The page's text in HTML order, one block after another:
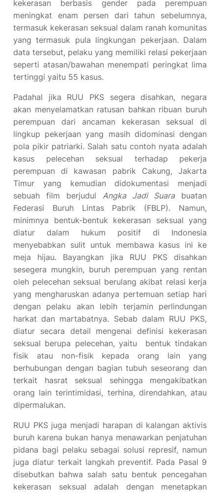
kekerasan berbasis gender pada perempuan
meningkat enam persen dari tahun sebelumnya,
termasuk kekerasan seksual dalam ranah komunitas
yang termasuk pula lingkungan pekerjaan. Dalam
data tersebut, pelaku yang memiliki relasi pekerjaan
seperti atasan/bawahan menempati peringkat lima
tertinggi yaitu 55 kasus.
Padahal jika RUU PKS segera disahkan, negara
akan menyelamatkan ratusan bahkan ribuan buruh
perempuan dari ancaman kekerasan seksual di
lingkup pekerjaan yang masih didominasi dengan
pola pikir patriarki. Salah satu contoh nyata adalah
kasus pelecehan seksual terhadap pekerja
perempuan di kawasan pabrik Cakung, Jakarta
Timur yang kemudian didokumentasi menjadi
sebuah film berjudul Angka Jadi Suarabuatan
Federasi Buruh Lintas Pabrik (FBLP). Namun,
minimnya bentuk-bentuk kekerasan seksual yang
diatur dalam hukum positif di Indonesia
menyebabkan sulit untuk membawa kasus ini ke
meja hijau. Bayangkan jika RUU PKS disahkan
sesegera mungkin, buruh perempuan yang rentan
oleh pelecehan seksual berulang akibat relasi kerja
yang mengharuskan adanya pertemuan setiap hari
dengan pelaku akan lebih terjamin perlindungan
harkat dan martabatnya. Sebab dalam RUU PKS,
diatur secara detail mengenai definisi kekerasan
seksual berupa pelecehan, yaitu bentuk tindakan
fisik atau non-fisik kepada orang lain yang
berhubungan dengan bagian tubuh seseorang dan
terkait hasrat seksual sehingga mengakibatkan
orang lain terintimidasi, terhina, direndahkan, atau
dipermalukan.
RUU PKS juga menjadi harapan di kalangan aktivis
buruh karena bukan hanya menawarkan penjatuhan
pidana bagi pelaku sebagai solusi represif, namun
juga diatur terkait langkah preventif. Pada Pasal 9
disebutkan bahwa salah satu bentuk pencegahan
kekerasan seksual adalah dengan menetapkan